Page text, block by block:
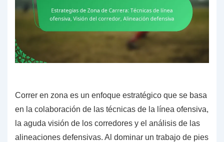
Correr en zona es un enfoque estratégico que se basa
en la colaboración de las técnicas de la línea ofensiva,
la aguda visión de los corredores y el análisis de las
alineaciones defensivas. Al dominar un trabajo de pies